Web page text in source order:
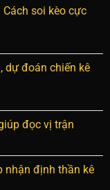
soi kèo cực
dự đoán chiến kê
đọc vị trận
nhận định thần kê